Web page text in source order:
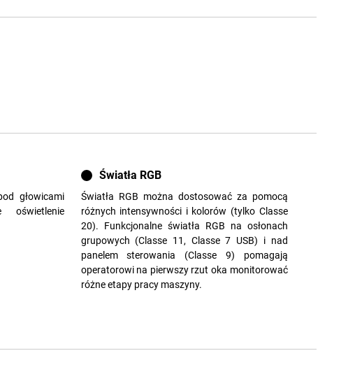
głowicami
oświetlenie
Światła RGB
Światła RGB można dostosować za pomocą
różnych intensywności i kolorów (tylko Classe
20). Funkcjonalne światła RGB na osłonach
grupowych (Classe 11, Classe 7 USB) i nad
panelem sterowania (Classe 9) pomagają
operatorowi na pierwszy rzut oka monitorować
różne etapy pracy maszyny.